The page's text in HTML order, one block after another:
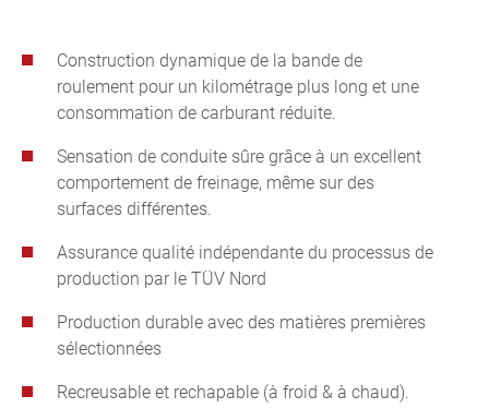
Construction dynamique de la bande de
roulement pour un kilométrage plus long et une
consommation de carburant réduite.
Sensation de conduite sûre grâce à un excellent
comportement de freinage, même sur des
surfaces différentes.
Assurance qualité indépendante du processus de
production par le TÜV Nord
Production durable avec des matières premières
sélectionnées
Recreusable et rechapable (à froid & à chaud).